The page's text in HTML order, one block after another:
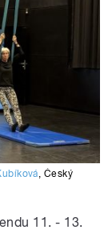
, Český
11. - 13.